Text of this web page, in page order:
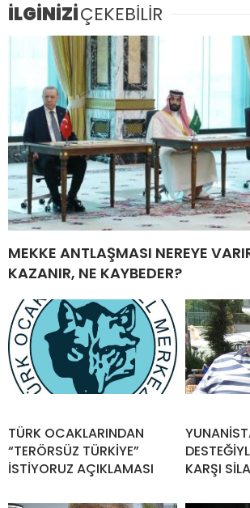
İLGİNİZİÇEKEBİLİR
MEKKE ANTLAŞMASI NEREYE
KAZANIR, NE KAYBEDER?
TÜRK OCAKLARINDAN
“TERÖRSÜZ TÜRKİYE”
İSTİYORUZ AÇIKLAMASI
KARŞI